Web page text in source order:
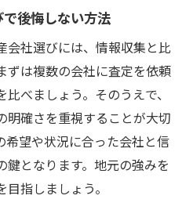
後悔しない方法
会社選びには、情報収集と比
ずは複数の会社に査定を依頼
べましょう。そのうえで、
明確さを重視することが大切
希望や状況に合った会社と信
鍵となります。地元の強みを
指しましょう。